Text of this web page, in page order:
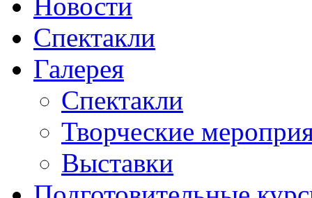
Спектакли
Галерея
Спектакли
Творческие
Выставки